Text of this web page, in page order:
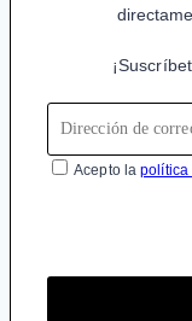
Acepto lapolítica